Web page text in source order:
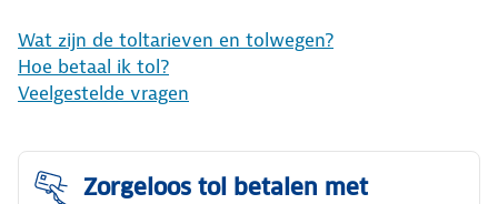
Wat zijn de toltarieven en tolwegen?
Hoe betaal ik tol?
Veelgestelde vragen
Zorgeloos tol betalen met